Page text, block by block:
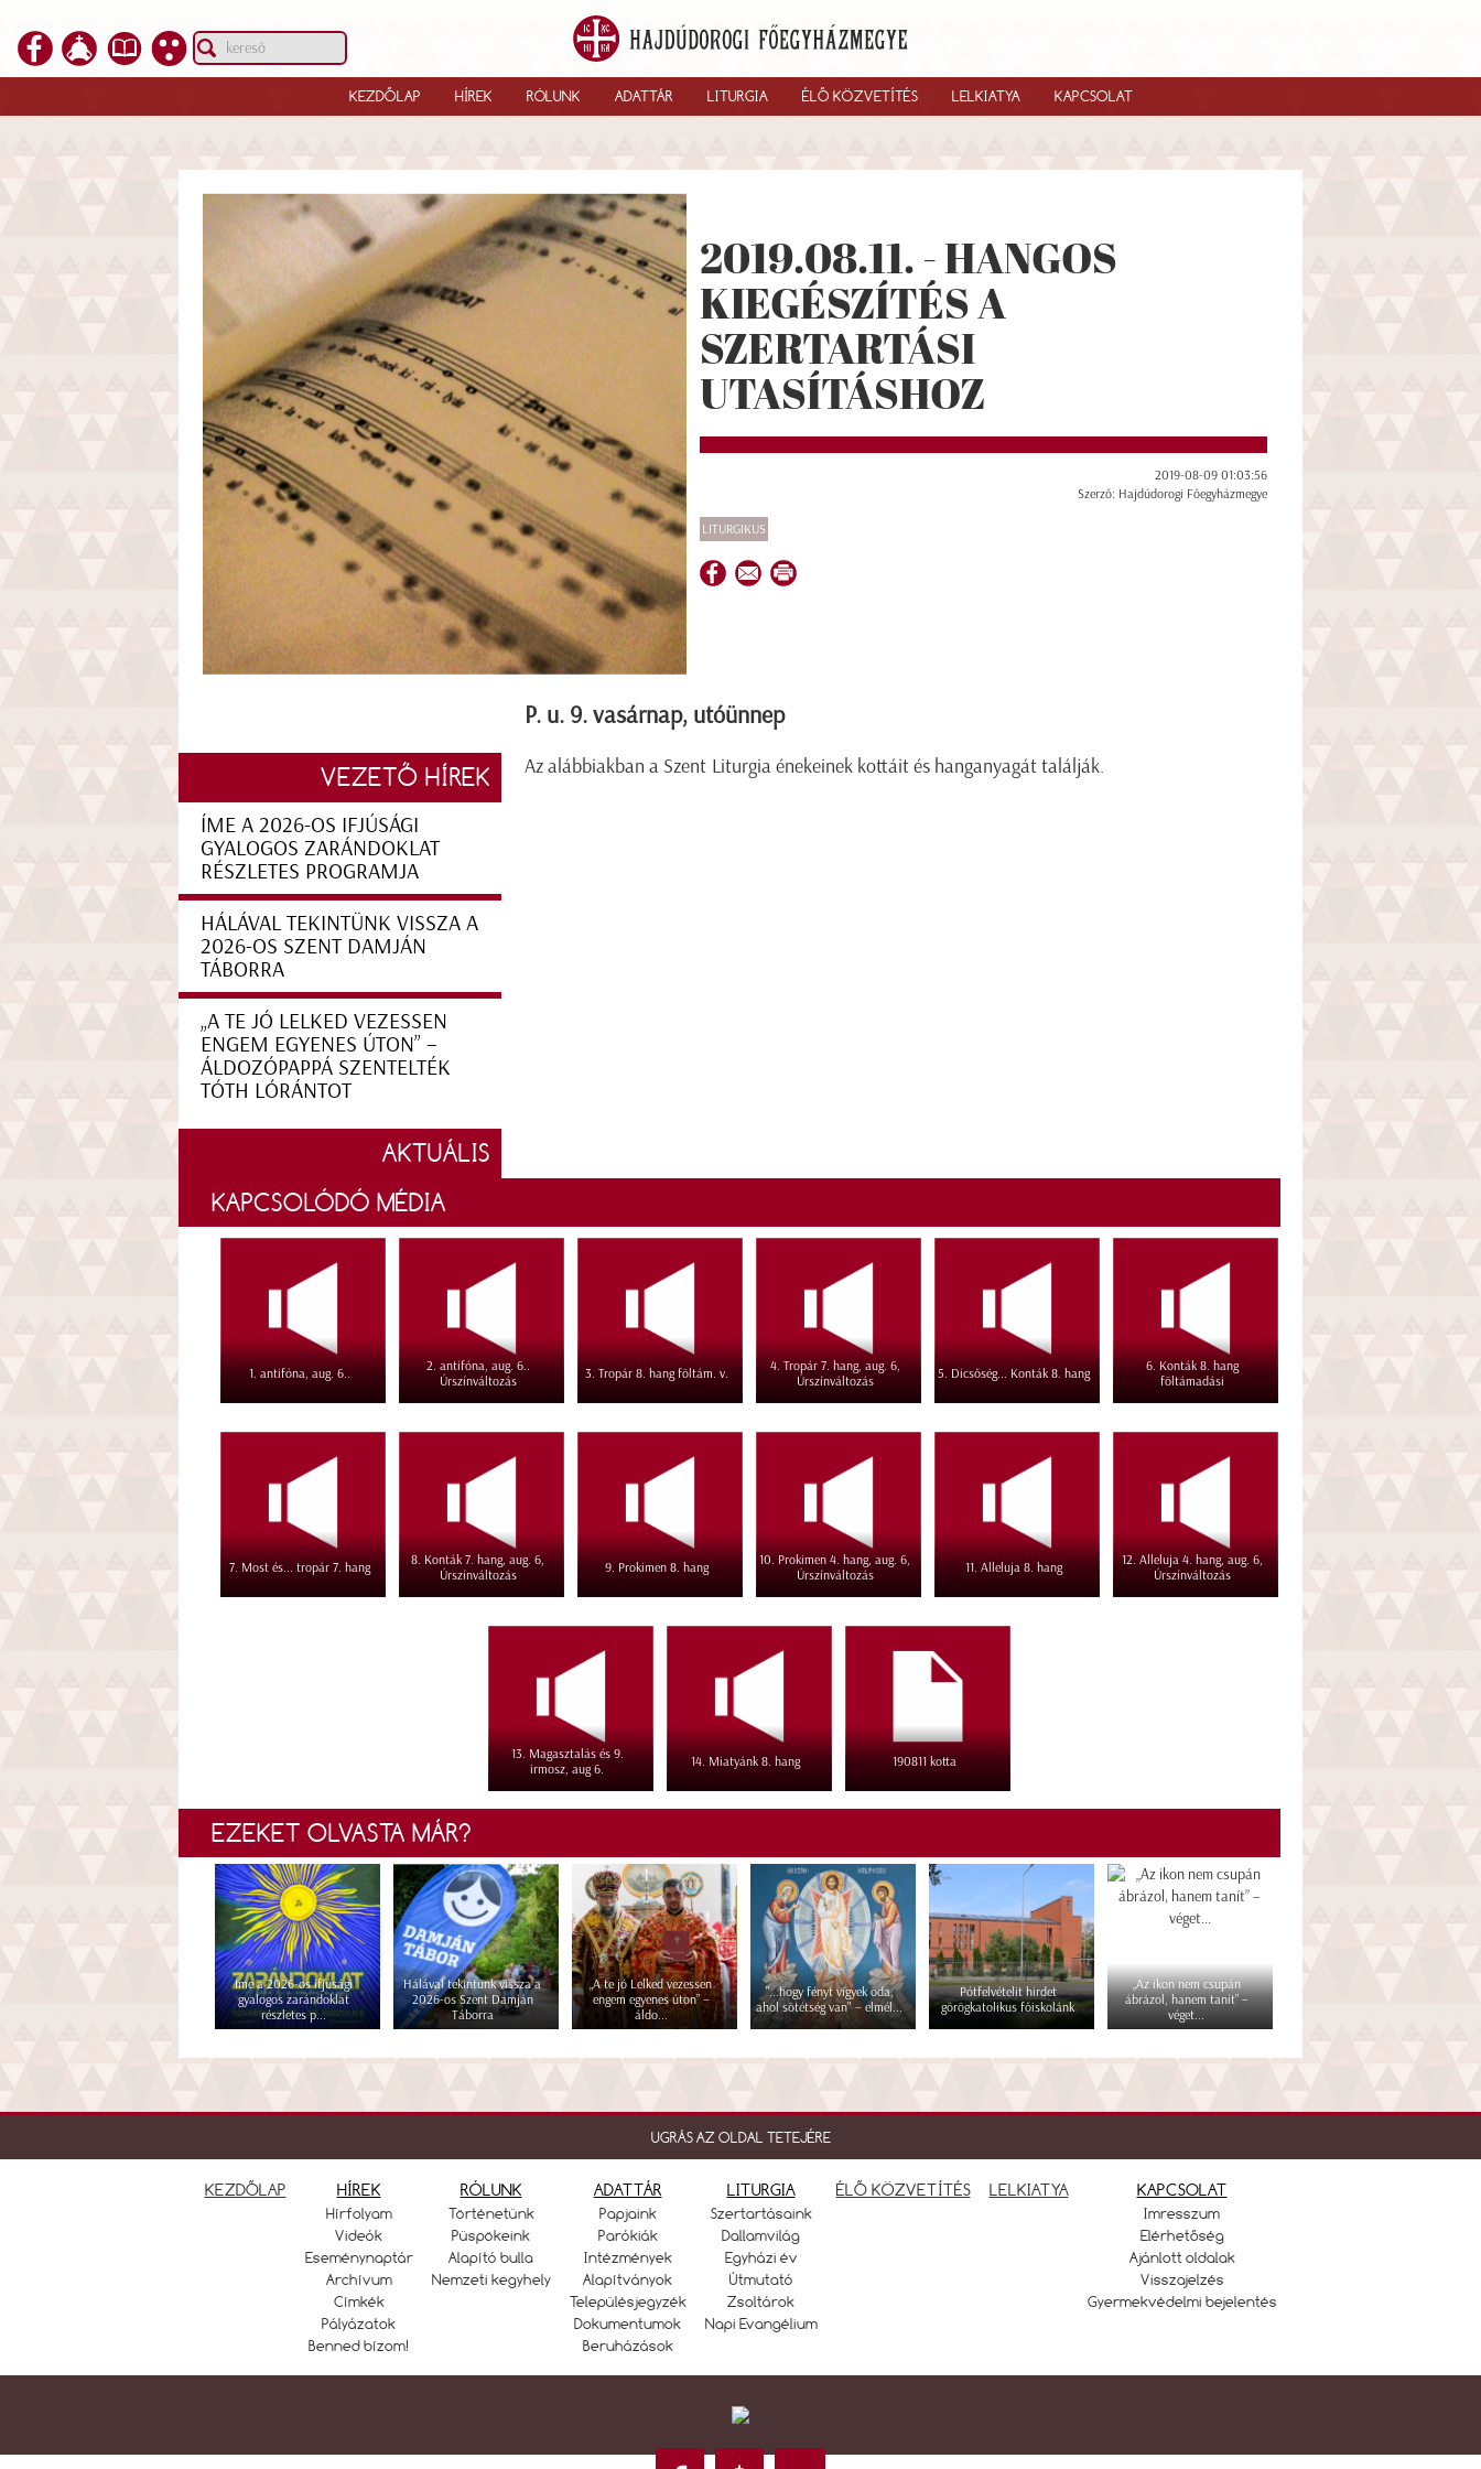
KEZDŐLAP HÍREK RÓLUNK ADATTÁR LITURGIA ÉLŐ KÖZVETÍTÉS LELKIATYA KAPCSOLAT
2019.08.11. - HANGOS
KIEGÉSZÍTÉS A
SZERTARTÁSI
UTASÍTÁSHOZ
2019-08-09 01:03:56
Szerző: Hajdúdorogi Főegyházmegye
LITURGIKUS
P. u. 9. vasárnap, utóünnep
Az alábbiakban a Szent Liturgia énekeinek kottáit és hanganyagát találják.
VEZETŐ HÍREK
ÍME A 2026-OS IFJÚSÁGI
GYALOGOS ZARÁNDOKLAT
RÉSZLETES PROGRAMJA
HÁLÁVAL TEKINTÜNK VISSZA A
2026-OS SZENT DAMJÁN
TÁBORRA
„A TE JÓ LELKED VEZESSEN
ENGEM EGYENES ÚTON” –
ÁLDOZÓPAPPÁ SZENTELTÉK
TÓTH LÓRÁNTOT
AKTUÁLIS
KAPCSOLÓDÓ MÉDIA
1. antifóna, aug. 6..
2. antifóna, aug. 6..
Úrszínváltozás
3. Tropár 8. hang föltám. v.
4. Tropár 7. hang, aug. 6,
Úrszínváltozás
5. Dicsőség... Konták 8. hang
6. Konták 8. hang
föltámadási
7. Most és... tropár 7. hang
8. Konták 7. hang, aug. 6,
Úrszínváltozás
9. Prokimen 8. hang
10. Prokimen 4. hang, aug. 6,
Úrszínváltozás
11. Alleluja 8. hang
12. Alleluja 4. hang, aug. 6,
Úrszínváltozás
13. Magasztalás és 9.
irmosz, aug 6.
14. Miatyánk 8. hang 190811 kotta
EZEKET OLVASTA MÁR?
Íme a 2026-os ifjúsági
gyalogos zarándoklat
részletes p...
Hálával tekintünk vissza a
2026-os Szent Damján
Táborra
„A te jó Lelked vezessen
engem egyenes úton” –
áldo...
"...hogy fényt vigyek oda,
ahol sötétség van" – elmél...
Pótfelvételit hirdet
görögkatolikus főiskolánk
„Az ikon nem csupán
ábrázol, hanem tanít” –
véget...
UGRÁS AZ OLDAL TETEJÉRE
KEZDŐLAP HÍREK
Hírfolyam
Videók
Eseménynaptár
Archívum
Címkék
Pályázatok
Benned bízom!
RÓLUNK
Történetünk
Püspökeink
Alapító bulla
Nemzeti kegyhely
ADATTÁR
Papjaink
Parókiák
Intézmények
Alapítványok
Településjegyzék
Dokumentumok
Beruházások
LITURGIA
Szertartásaink
Dallamvilág
Egyházi év
Útmutató
Zsoltárok
Napi Evangélium
ÉLŐ KÖZVETÍTÉS LELKIATYA KAPCSOLAT
Imresszum
Elérhetőség
Ajánlott oldalak
Visszajelzés
Gyermekvédelmi bejelentés